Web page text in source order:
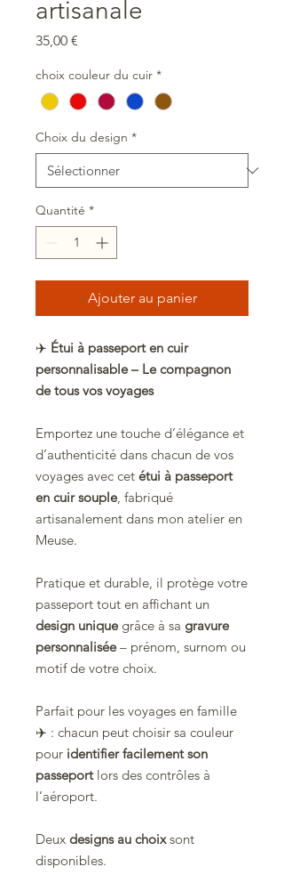
artisanale
35,00 €
choix couleur du cuir *
Choix du design *
Quantité *
Ajouter au panier
✈️ Étui à passeport en cuir
personnalisable – Le compagnon
de tous vos voyages
Emportez une touche d’élégance et
d’authenticité dans chacun de vos
voyages avec cet étui à passeport
en cuir souple, fabriqué
artisanalement dans mon atelier en
Meuse.
Pratique et durable, il protège votre
passeport tout en affichant un
design uniquegrâce à sa gravure
personnalisée– prénom, surnom ou
motif de votre choix.
Parfait pour les voyages en famille
✈️ : chacun peut choisir sa couleur
pour identifier facilement son
passeportlors des contrôles à
l’aéroport.
Deux designs au choixsont
disponibles.